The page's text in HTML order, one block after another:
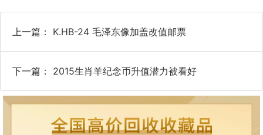
上一篇： K.HB-24 毛泽东像加盖改值邮票
下一篇： 2015生肖羊纪念币升值潜力被看好